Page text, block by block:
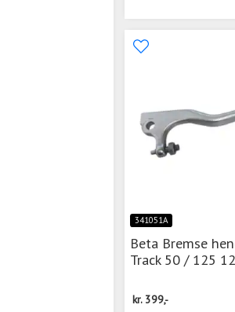
341051A
Beta Bremse
Track 50 / 125
kr. 399,-